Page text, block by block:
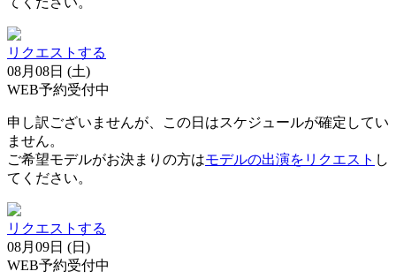
リクエストする
08月08日 (土)
WEB予約受付中
申し訳ございませんが、この日はスケジュールが確定してい
ません。
ご希望モデルがお決まりの方はモデルの出演をリクエスト し
てください。
リクエストする
08月09日 (日)
WEB予約受付中